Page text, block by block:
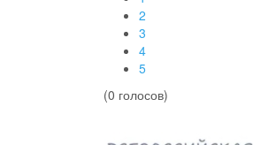
2
3
4
5
(0 голосов)